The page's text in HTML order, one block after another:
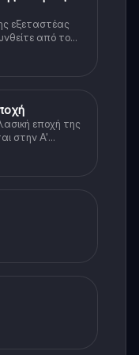
εξεταστέας
από το
εποχή της
στην Α'